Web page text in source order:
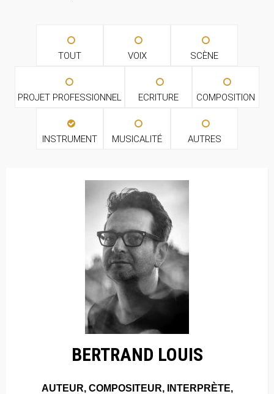
TOUT VOIX SCÈNE
PROJET PROFESSIONNEL ECRITURE COMPOSITION
INSTRUMENT MUSICALITÉ AUTRES
BERTRAND LOUIS
AUTEUR, COMPOSITEUR, INTERPRÈTE,